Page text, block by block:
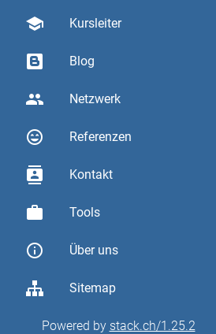
school Kursleiter
Blog
group Netzwerk
sentiment_very_satisfied Referenzen
contacts Kontakt
work Tools
info_outline Über uns
Sitemap
Powered by stack.ch/1.25.2